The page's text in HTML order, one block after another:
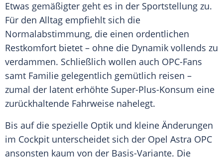
Etwas gemäßigter geht es in der Sportstellung zu.
Für den Alltag empfiehlt sich die
Normalabstimmung, die einen ordentlichen
Restkomfort bietet – ohne die Dynamik vollends zu
verdammen. Schließlich wollen auch OPC-Fans
samt Familie gelegentlich gemütlich reisen –
zumal der latent erhöhte Super-Plus-Konsum eine
zurückhaltende Fahrweise nahelegt.
Bis auf die spezielle Optik und kleine Änderungen
im Cockpit unterscheidet sich der Opel Astra OPC
ansonsten kaum von der Basis-Variante. Die